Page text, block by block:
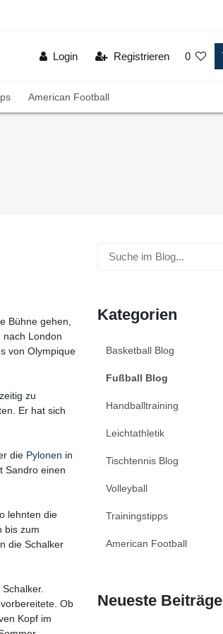
Login Registrieren 0
American Football
Bühne gehen,
nach London
von Olympique
zu
Er hat sich
die Pylonen in
Sandro einen
lehnten die
bis zum
die Schalker
Ob
Kopf im
Kategorien
Basketball Blog
Fußball Blog
Handballtraining
Leichtathletik
Tischtennis Blog
Volleyball
Trainingstipps
American Football
Neueste Beiträge